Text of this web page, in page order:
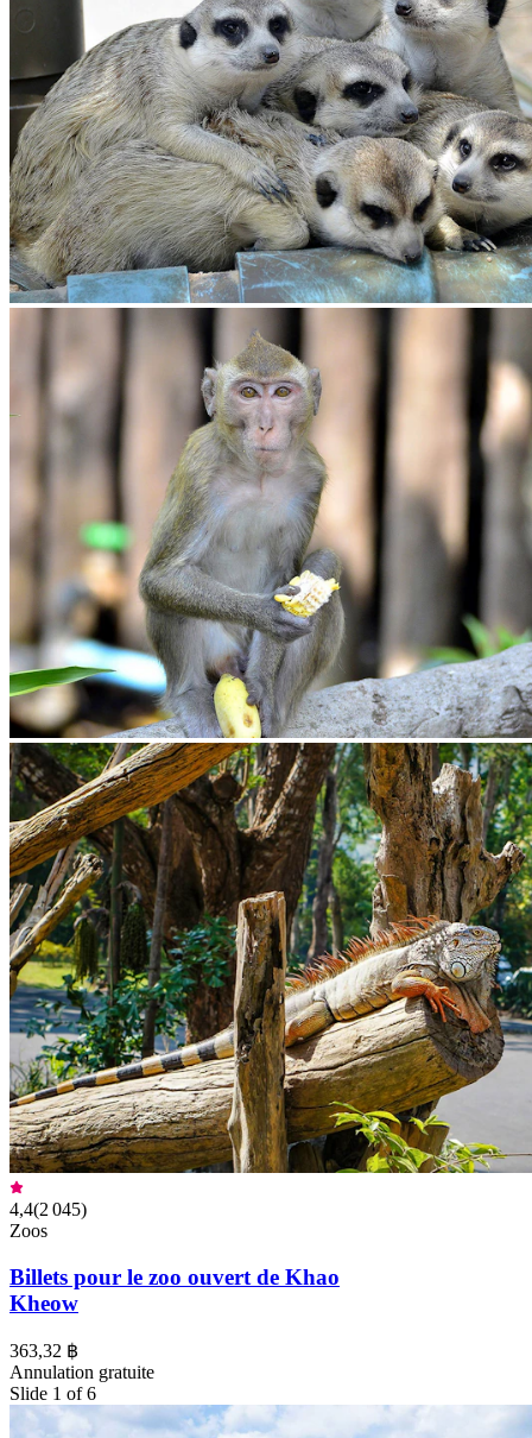
4,4(2 045)
Zoos
Billets pour le zoo ouvert de Khao
Kheow
363,32 ฿
Annulation gratuite
Slide 1 of 6